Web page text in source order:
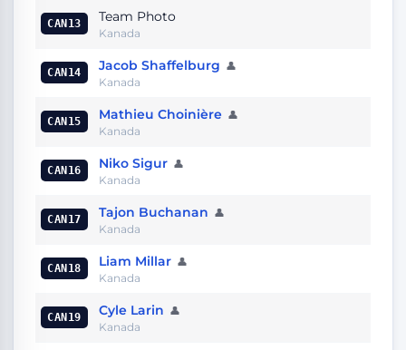
CAN13 Team Photo
Kanada
CAN14 Jacob Shaffelburg 👤
Kanada
CAN15 Mathieu Choinière 👤
Kanada
CAN16 Niko Sigur 👤
Kanada
CAN17 Tajon Buchanan 👤
Kanada
CAN18 Liam Millar 👤
Kanada
CAN19 Cyle Larin 👤
Kanada